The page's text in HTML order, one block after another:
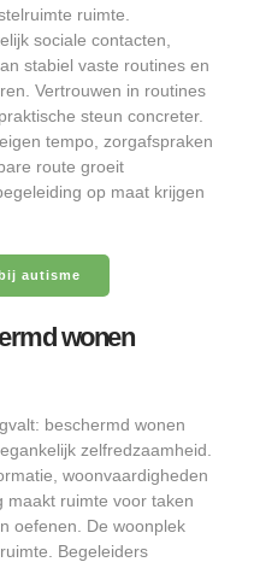
ruimte.
sociale contacten,
stabiel vaste routines en
Vertrouwen in routines
steun concreter.
tempo, zorgafspraken
route groeit
op maat krijgen
autisme
wonen
beschermd wonen
zelfredzaamheid.
woonvaardigheden
maakt ruimte voor taken
oefenen. De woonplek
Begeleiders